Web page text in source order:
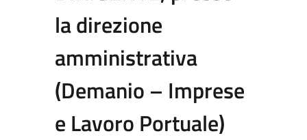
la direzione
amministrativa
(Demanio – Imprese
e Lavoro Portuale)